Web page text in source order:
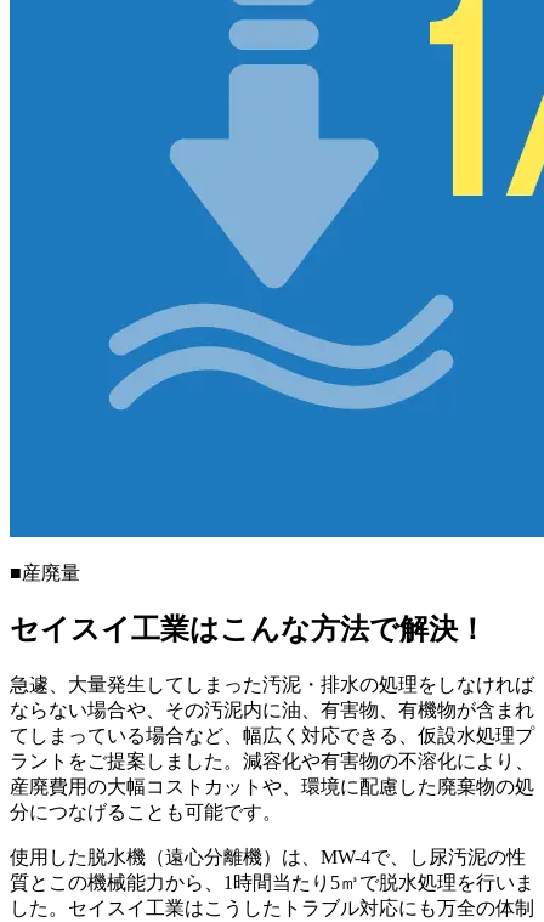
■産廃量
セイスイ工業はこんな方法で解決！
急遽、大量発生してしまった汚泥・排水の処理をしなければ
ならない場合や、その汚泥内に油、有害物、有機物が含まれ
てしまっている場合など、幅広く対応できる、仮設水処理プ
ラントをご提案しました。減容化や有害物の不溶化により、
産廃費用の大幅コストカットや、環境に配慮した廃棄物の処
分につなげることも可能です。
使用した脱水機（遠心分離機）は、MW-4で、し尿汚泥の性
質とこの機械能力から、1時間当たり5㎥で脱水処理を行いま
した。セイスイ工業はこうしたトラブル対応にも万全の体制